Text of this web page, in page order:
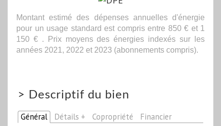
Montant estimé des dépenses annuelles d'énergie
pour un usage standard est compris entre 850 € et 1
150 € . Prix moyens des énergies indexés sur les
années 2021, 2022 et 2023 (abonnements compris).
> Descriptif du bien
Général Détails + Copropriété Financier